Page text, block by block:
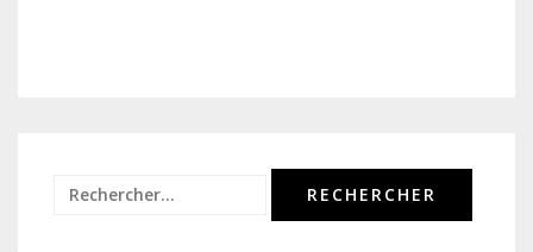
Rechercher :